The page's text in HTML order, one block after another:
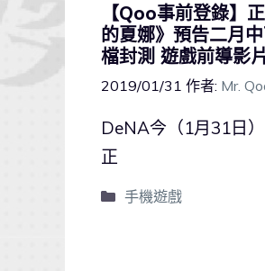
【Qoo事前登錄】
的夏娜》預告二月
檔封測 遊戲前導影
2019/01/31 作者: Mr.
DeNA今（1月31日
正
手機遊戲